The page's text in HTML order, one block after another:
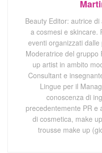
Beauty Editor: autrice
a cosmesi e skincare.
eventi organizzati
Moderatrice del gruppo
up artist in ambito
Consultant e
Lingue per il
conoscenza di
precedentemente PR e
di cosmetica, make
trousse make up